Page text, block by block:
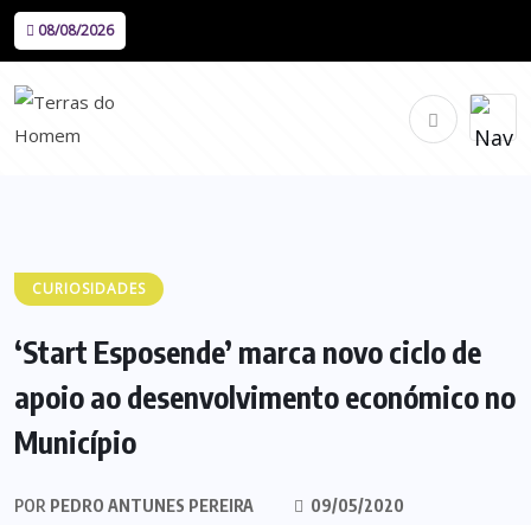
08/08/2026
CURIOSIDADES
‘Start Esposende’ marca novo ciclo de
apoio ao desenvolvimento económico no
Município
POR PEDRO ANTUNES PEREIRA
09/05/2020